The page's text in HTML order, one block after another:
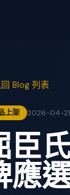
Blog 列表
上架 2026-04-21
臣
應